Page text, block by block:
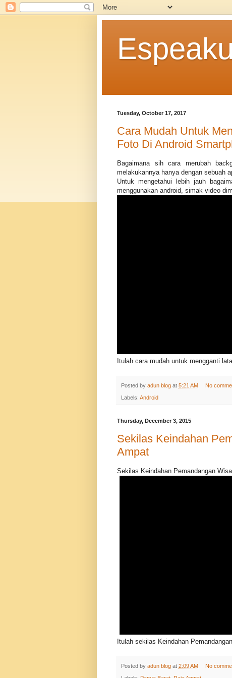
Espeaku
Tuesday, October 17, 2017
Cara Mudah Untuk
Foto Di Android
Bagaimana sih cara merubah
melakukannya hanya dengan sebuah
Untuk mengetahui lebih jauh
menggunakan android, simak video
Itulah cara mudah untuk mengganti
Posted by adun blog at 5:21 AM No
Labels: Android
Thursday, December 3, 2015
Sekilas Keindahan
Ampat
Sekilas Keindahan Pemandangan
Itulah sekilas Keindahan
Posted by adun blog at 2:09 AM No